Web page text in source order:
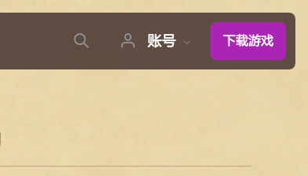
账号 下载游戏